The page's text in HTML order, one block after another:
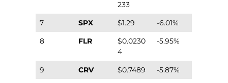
233
7
SPX $1.29
-6.01%
8
FLR
$0.0230
4
-5.95%
9 CRV $0.7489
-5.87%